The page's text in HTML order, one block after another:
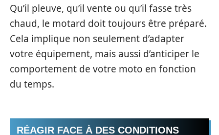
Qu’il pleuve, qu’il vente ou qu’il fasse très
chaud, le motard doit toujours être préparé.
Cela implique non seulement d’adapter
votre équipement, mais aussi d’anticiper le
comportement de votre moto en fonction
du temps.
RÉAGIR FACE À DES CONDITIONS